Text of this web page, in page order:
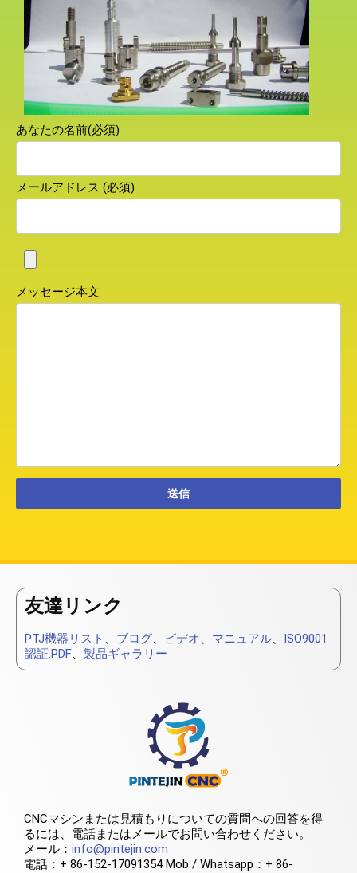
あなたの名前(必須)
メールアドレス (必須)
メッセージ本文
友達リンク
PTJ機器リスト 、 ブログ、 ビデオ、 マニュアル、 ISO9001
認証.PDF、 製品ギャラリー
CNCマシンまたは見積もりについての質問への回答を得
るには、電話またはメールでお問い合わせください。
メール： info@pintejin.com
電話：+ 86-152-17091354 Mob / Whatsapp：+ 86-